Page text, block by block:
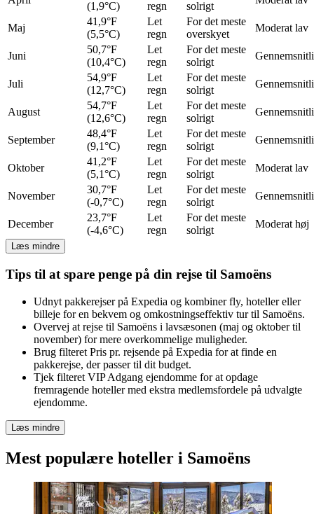
(1,9°C) regn solrigt
Maj
41,9°F
(5,5°C)
Let
regn
For det meste
overskyet
Moderat lav
Juni
50,7°F
(10,4°C)
Let
regn
For det meste
solrigt
Juli
54,9°F
(12,7°C)
Let
regn
For det meste
solrigt
August
54,7°F
(12,6°C)
Let
regn
For det meste
solrigt
September
48,4°F
(9,1°C)
Let
regn
For det meste
solrigt
Oktober
41,2°F
(5,1°C)
Let
regn
For det meste
solrigt
Moderat lav
November
30,7°F
(-0,7°C)
Let
regn
For det meste
solrigt
December
23,7°F
(-4,6°C)
Let
regn
For det meste
solrigt
Moderat høj
Læs mindre
Tips til at spare penge på din rejse til Samoëns
Udnyt pakkerejser på Expedia og kombiner fly, hoteller eller
billeje for en bekvem og omkostningseffektiv tur til Samoëns.
Overvej at rejse til Samoëns i lavsæsonen (maj og oktober til
november) for mere overkommelige muligheder.
Brug filteret Pris pr. rejsende på Expedia for at finde en
pakkerejse, der passer til dit budget.
Tjek filteret VIP Adgang ejendomme for at opdage
fremragende hoteller med ekstra medlemsfordele på udvalgte
ejendomme.
Læs mindre
Mest populære hoteller i Samoëns